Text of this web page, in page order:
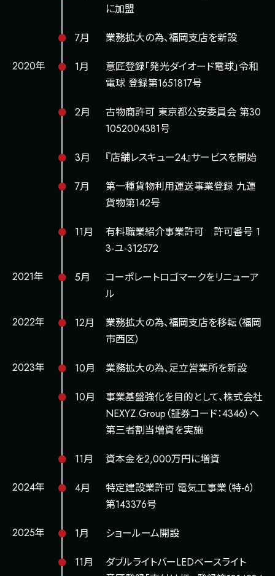
に加盟
7月
業務拡大の為、福岡支店を新設
2020年
1月
意匠登録「発光ダイオード電球」令和
電球 登録第1651817号
2月
古物商許可 東京都公安委員会 第30
1052004381号
3月 『店舗レスキュー24』サービスを開始
7月
第一種貨物利用運送事業登録 九運
貨物第142号
11月
有料職業紹介事業許可 許可番号 1
3-ユ-312572
2021年
5月
コーポレートロゴマークをリニューア
ル
2022年
12月
業務拡大の為、福岡支店を移転（福岡
市西区）
2023年
10月 業務拡大の為、足立営業所を新設
10月
事業基盤強化を目的として、株式会社
NEXYZ.Group（証券コード：4346）へ
第三者割当増資を実施
11月
資本金を2,000万円に増資
2024年
4月
特定建設業許可 電気工事業（特-6）
第143376号
2025年
1月 ショールーム開設
11月
ダブルライトバーLEDベースライト